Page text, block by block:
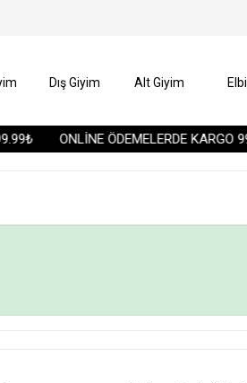
ONLİNE ÖDEMELERDE KARGO
Dış Giyim Alt Giyim